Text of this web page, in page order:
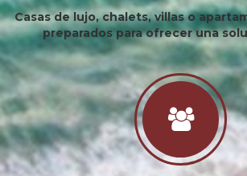
Casas de lujo, chalets, villas o
preparados para ofrecer una